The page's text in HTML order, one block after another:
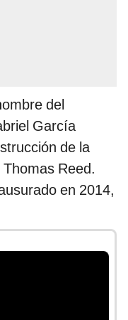
del
García
de la
Reed.
en 2014,